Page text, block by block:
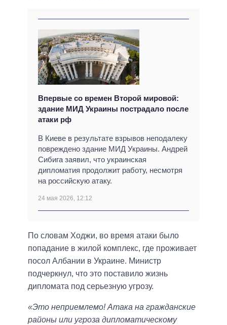
Впервые со времен Второй мировой:
здание МИД Украины пострадало после
атаки рф
В Киеве в результате взрывов неподалеку
повреждено здание МИД Украины. Андрей
Сибига заявил, что украинская
дипломатия продолжит работу, несмотря
на российскую атаку.
24 мая 2026, 12:12
По словам Ходжи, во время атаки было
попадание в жилой комплекс, где проживает
посол Албании в Украине. Министр
подчеркнул, что это поставило жизнь
дипломата под серьезную угрозу.
«Это неприемлемо! Атака на гражданские
районы или угроза дипломатическому